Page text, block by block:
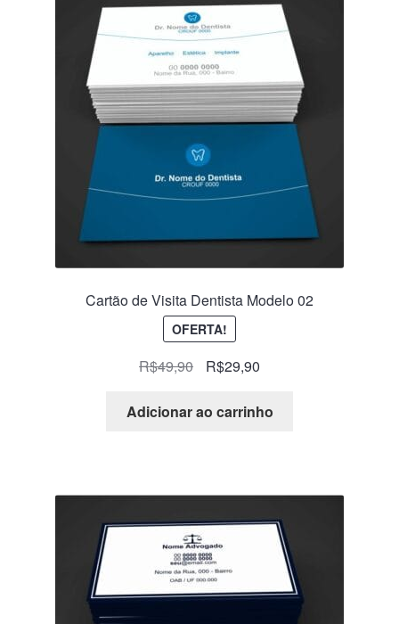
Cartão de Visita Dentista Modelo 02
OFERTA!
R$49,90 R$29,90
Adicionar ao carrinho